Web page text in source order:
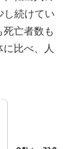
し続けてい
亡者数も
比べ、人